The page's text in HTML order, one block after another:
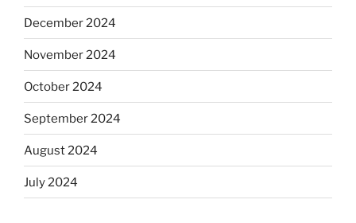
December 2024
November 2024
October 2024
September 2024
August 2024
July 2024